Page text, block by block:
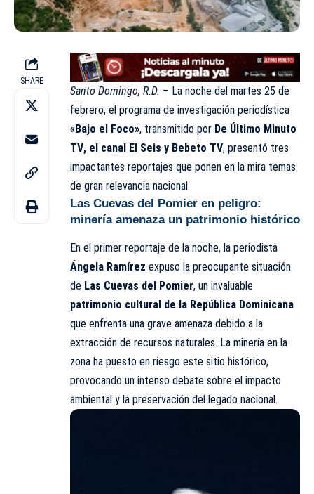
SHARE
Santo Domingo, R.D. – La noche del martes 25 de
febrero, el programa de investigación periodística
«Bajo el Foco», transmitido por De Último Minuto
TV, el canal El Seis y Bebeto TV, presentó tres
impactantes reportajes que ponen en la mira temas
de gran relevancia nacional.
Las Cuevas del Pomier en peligro:
minería amenaza un patrimonio histórico
En el primer reportaje de la noche, la periodista
Ángela Ramírez expuso la preocupante situación
de Las Cuevas del Pomier, un invaluable
patrimonio cultural de la República Dominicana
que enfrenta una grave amenaza debido a la
extracción de recursos naturales. La minería en la
zona ha puesto en riesgo este sitio histórico,
provocando un intenso debate sobre el impacto
ambiental y la preservación del legado nacional.